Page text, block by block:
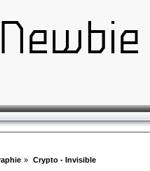
» Crypto - Invisible